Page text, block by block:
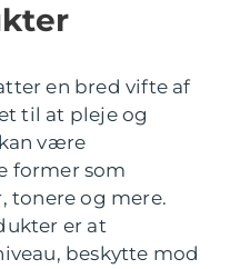
en bred vifte af
til at pleje og
være
former som
tonere og mere.
er at
beskytte mod